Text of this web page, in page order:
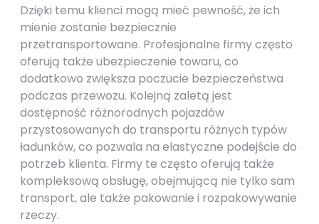
Dzięki temu klienci mogą mieć pewność, że ich
mienie zostanie bezpiecznie
przetransportowane. Profesjonalne firmy często
oferują także ubezpieczenie towaru, co
dodatkowo zwiększa poczucie bezpieczeństwa
podczas przewozu. Kolejną zaletą jest
dostępność różnorodnych pojazdów
przystosowanych do transportu różnych typów
ładunków, co pozwala na elastyczne podejście do
potrzeb klienta. Firmy te często oferują także
kompleksową obsługę, obejmującą nie tylko sam
transport, ale także pakowanie i rozpakowywanie
rzeczy.